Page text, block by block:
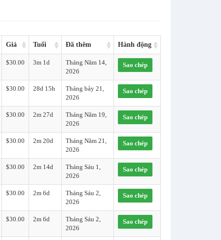
Giá Tuổi Đã thêm Hành động
$30.00 3m 1d
Tháng Năm 14,
2026
Sao chép
$30.00 28d 15h
Tháng bảy 21,
2026
Sao chép
$30.00 2m 27d
Tháng Năm 19,
2026
Sao chép
$30.00 2m 20d
Tháng Năm 21,
2026
Sao chép
$30.00 2m 14d
Tháng Sáu 1,
2026
Sao chép
$30.00 2m 6d
Tháng Sáu 2,
2026
Sao chép
$30.00 2m 6d
Tháng Sáu 2,
2026
Sao chép